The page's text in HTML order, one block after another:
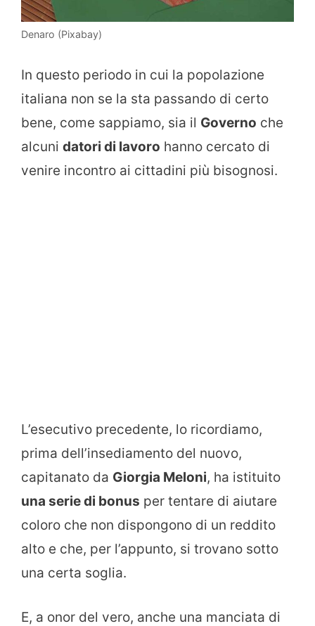
Denaro (Pixabay)
In questo periodo in cui la popolazione
italiana non se la sta passando di certo
bene, come sappiamo, sia il Governo che
alcuni datori di lavoro hanno cercato di
venire incontro ai cittadini più bisognosi.
L’esecutivo precedente, lo ricordiamo,
prima dell’insediamento del nuovo,
capitanato da Giorgia Meloni, ha istituito
una serie di bonus per tentare di aiutare
coloro che non dispongono di un reddito
alto e che, per l’appunto, si trovano sotto
una certa soglia.
E, a onor del vero, anche una manciata di